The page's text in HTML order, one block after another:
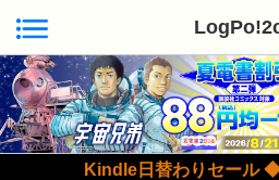
Kindle日替わりセール